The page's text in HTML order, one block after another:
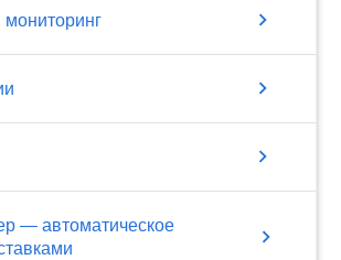
мониторинг chevron_right
chevron_right
chevron_right
— автоматическое
chevron_right